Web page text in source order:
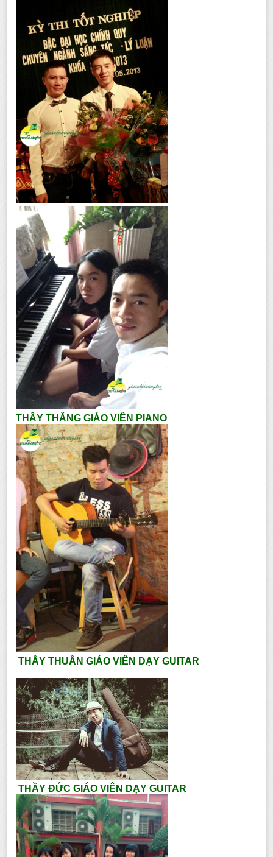
THẦY THĂNG GIÁO VIÊN PIANO
THẦY THUẦN GIÁO VIÊN DẠY GUITAR
THẦY ĐỨC GIÁO VIÊN DẠY GUITAR